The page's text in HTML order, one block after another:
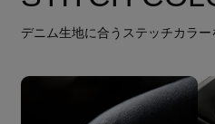
デニム生地に合うステッチカラー